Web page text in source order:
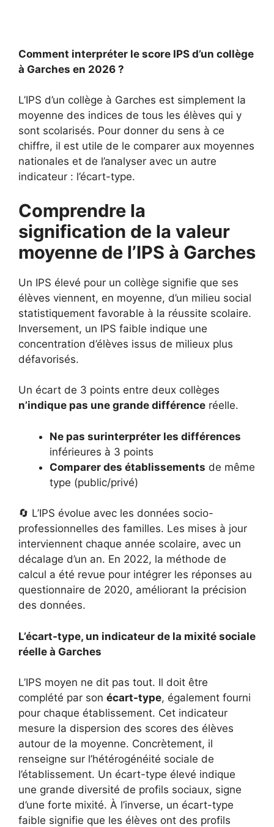
Comment interpréter le score IPS d’un collège
à Garches en 2026 ?
L’IPS d’un collège à Garches est simplement la
moyenne des indices de tous les élèves qui y
sont scolarisés. Pour donner du sens à ce
chiffre, il est utile de le comparer aux moyennes
nationales et de l’analyser avec un autre
indicateur : l’écart-type.
Comprendre la
signification de la valeur
moyenne de l’IPS à Garches
Un IPS élevé pour un collège signifie que ses
élèves viennent, en moyenne, d’un milieu social
statistiquement favorable à la réussite scolaire.
Inversement, un IPS faible indique une
concentration d’élèves issus de milieux plus
défavorisés.
Un écart de 3 points entre deux collèges
n’indique pas une grande différence réelle.
Ne pas surinterpréter les différences
inférieures à 3 points
Comparer des établissements de même
type (public/privé)
🔄 L’IPS évolue avec les données socio-
professionnelles des familles. Les mises à jour
interviennent chaque année scolaire, avec un
décalage d’un an. En 2022, la méthode de
calcul a été revue pour intégrer les réponses au
questionnaire de 2020, améliorant la précision
des données.
L’écart-type, un indicateur de la mixité sociale
réelle à Garches
L’IPS moyen ne dit pas tout. Il doit être
complété par son écart-type, également fourni
pour chaque établissement. Cet indicateur
mesure la dispersion des scores des élèves
autour de la moyenne. Concrètement, il
renseigne sur l’hétérogénéité sociale de
l’établissement. Un écart-type élevé indique
une grande diversité de profils sociaux, signe
d’une forte mixité. À l’inverse, un écart-type
faible signifie que les élèves ont des profils